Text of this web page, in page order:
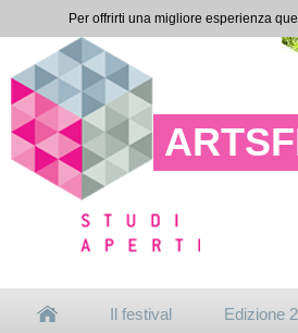
Il festival Edizione
Per offrirti una migliore esperienza